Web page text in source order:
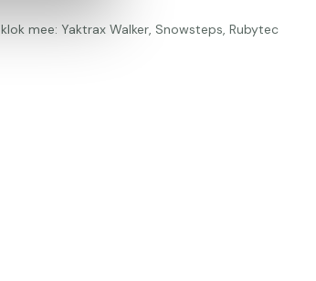
mee: Yaktrax Walker, Snowsteps, Rubytec